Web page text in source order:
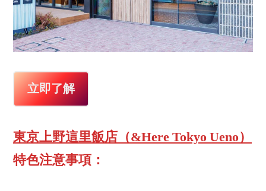
立即了解
東京上野這里飯店（&Here Tokyo Ueno）
特色注意事項：